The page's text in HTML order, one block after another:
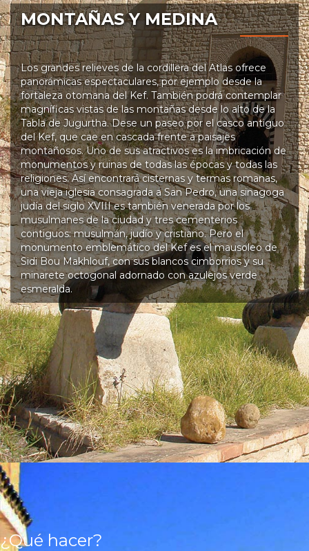
MONTAÑAS Y MEDINA
Los grandes relieves de la cordillera del Atlas ofrece
panorámicas espectaculares, por ejemplo desde la
fortaleza otomana del Kef. También podrá contemplar
magníficas vistas de las montañas desde lo alto de la
Tabla de Jugurtha. Dese un paseo por el casco antiguo
del Kef, que cae en cascada frente a paisajes
montañosos. Uno de sus atractivos es la imbricación de
monumentos y ruinas de todas las épocas y todas las
religiones. Así encontrará cisternas y termas romanas,
una vieja iglesia consagrada a San Pedro, una sinagoga
judía del siglo XVIII es también venerada por los
musulmanes de la ciudad y tres cementerios
contiguos: musulmán, judío y cristiano. Pero el
monumento emblemático del Kef es el mausoleo de
Sidi Bou Makhlouf, con sus blancos cimborrios y su
minarete octogonal adornado con azulejos verde
esmeralda.
¿Qué hacer?